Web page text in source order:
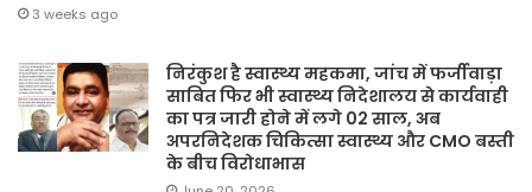
3 weeks ago
निरंकुश है स्वास्थ्य महकमा, जांच में फर्जीवाड़ा
साबित फिर भी स्वास्थ्य निदेशालय से कार्यवाही
का पत्र जारी होने में लगे 02 साल, अब
अपरनिदेशक चिकित्सा स्वास्थ्य और CMO बस्ती
के बीच विरोधाभास